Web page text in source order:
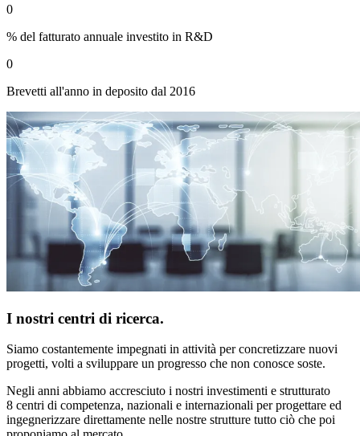
0
% del fatturato annuale investito in R&D
0
Brevetti all'anno in deposito dal 2016
I nostri centri di ricerca.
Siamo costantemente impegnati in attività perconcretizzare nuovi
progetti, volti a sviluppare un progresso che non conosce soste.
Negli anni abbiamo accresciuto i nostri investimenti e strutturato
8 centri di competenza, nazionali e internazionali per progettare ed
ingegnerizzare direttamente nelle nostre strutture tutto ciò che poi